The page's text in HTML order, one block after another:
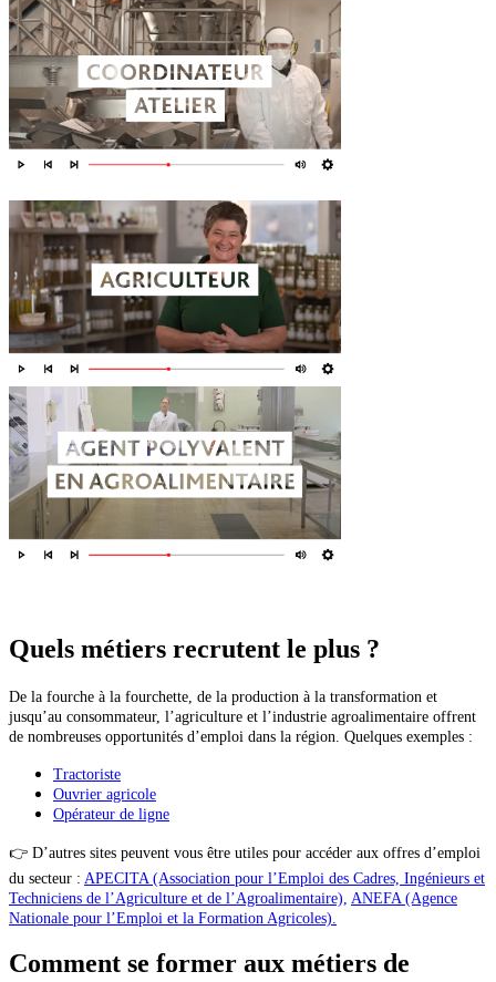
Quels métiers recrutent le plus ?
De la fourche à la fourchette, de la production à la transformation et
jusqu’au consommateur, l’agriculture et l’industrie agroalimentaire offrent
de nombreuses opportunités d’emploi dans la région. Quelques exemples :
Tractoriste
Ouvrier agricole
Opérateur de ligne
👉 D’autres sites peuvent vous être utiles pour accéder aux offres d’emploi
du secteur : APECITA (Association pour l’Emploi des Cadres, Ingénieurs et
Techniciens de l’Agriculture et de l’Agroalimentaire), ANEFA (Agence
Nationale pour l’Emploi et la Formation Agricoles).
Comment se former aux métiers de